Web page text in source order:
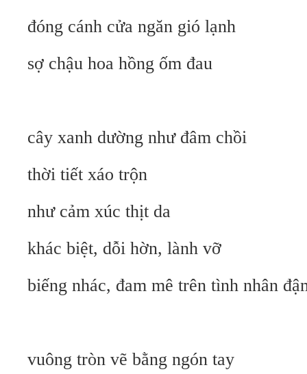
đóng cánh cửa ngăn gió lạnh
sợ chậu hoa hồng ốm đau
cây xanh dường như đâm chồi
thời tiết xáo trộn
như cảm xúc thịt da
khác biệt, dỗi hờn, lành vỡ
biếng nhác, đam mê trên tình nhân
vuông tròn vẽ bằng ngón tay